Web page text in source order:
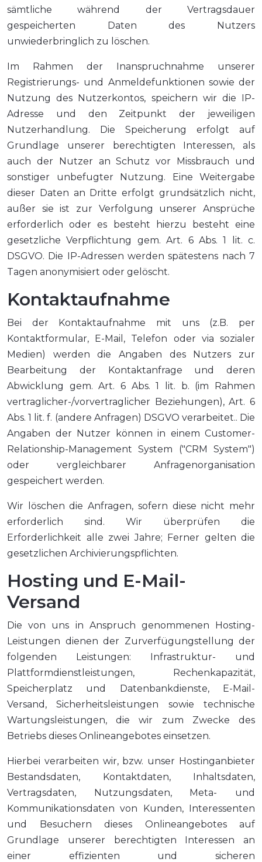
sämtliche während der Vertragsdauer
gespeicherten Daten des Nutzers
unwiederbringlich zu löschen.
Im Rahmen der Inanspruchnahme unserer
Registrierungs- und Anmeldefunktionen sowie der
Nutzung des Nutzerkontos, speichern wir die IP-
Adresse und den Zeitpunkt der jeweiligen
Nutzerhandlung. Die Speicherung erfolgt auf
Grundlage unserer berechtigten Interessen, als
auch der Nutzer an Schutz vor Missbrauch und
sonstiger unbefugter Nutzung. Eine Weitergabe
dieser Daten an Dritte erfolgt grundsätzlich nicht,
außer sie ist zur Verfolgung unserer Ansprüche
erforderlich oder es besteht hierzu besteht eine
gesetzliche Verpflichtung gem. Art. 6 Abs. 1 lit. c.
DSGVO. Die IP-Adressen werden spätestens nach 7
Tagen anonymisiert oder gelöscht.
Kontaktaufnahme
Bei der Kontaktaufnahme mit uns (z.B. per
Kontaktformular, E-Mail, Telefon oder via sozialer
Medien) werden die Angaben des Nutzers zur
Bearbeitung der Kontaktanfrage und deren
Abwicklung gem. Art. 6 Abs. 1 lit. b. (im Rahmen
vertraglicher-/vorvertraglicher Beziehungen), Art. 6
Abs. 1 lit. f. (andere Anfragen) DSGVO verarbeitet.. Die
Angaben der Nutzer können in einem Customer-
Relationship-Management System ("CRM System")
oder vergleichbarer Anfragenorganisation
gespeichert werden.
Wir löschen die Anfragen, sofern diese nicht mehr
erforderlich sind. Wir überprüfen die
Erforderlichkeit alle zwei Jahre; Ferner gelten die
gesetzlichen Archivierungspflichten.
Hosting und E-Mail-
Versand
Die von uns in Anspruch genommenen Hosting-
Leistungen dienen der Zurverfügungstellung der
folgenden Leistungen: Infrastruktur- und
Plattformdienstleistungen, Rechenkapazität,
Speicherplatz und Datenbankdienste, E-Mail-
Versand, Sicherheitsleistungen sowie technische
Wartungsleistungen, die wir zum Zwecke des
Betriebs dieses Onlineangebotes einsetzen.
Hierbei verarbeiten wir, bzw. unser Hostinganbieter
Bestandsdaten, Kontaktdaten, Inhaltsdaten,
Vertragsdaten, Nutzungsdaten, Meta- und
Kommunikationsdaten von Kunden, Interessenten
und Besuchern dieses Onlineangebotes auf
Grundlage unserer berechtigten Interessen an
einer effizienten und sicheren